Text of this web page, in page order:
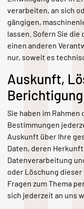
verarbeiten, an sich
gängigen,
lassen. Sofern Sie
einen anderen
nur, soweit es
Auskunft,
Berichtigung
Sie haben im
Bestimmungen
Auskunft über Ihre
Daten, deren
Datenverarbeitung
oder Löschung
Fragen zum Thema
sich jederzeit an uns